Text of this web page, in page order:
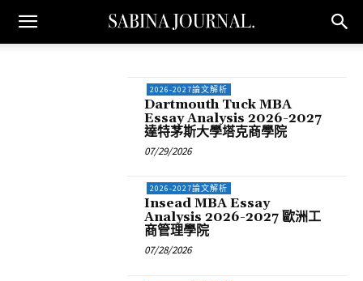
2026-2027論文解析
Dartmouth Tuck MBA
Essay Analysis 2026-2027
達特茅斯大學塔克商學院
07/29/2026
2026-2027論文解析
Insead MBA Essay
Analysis 2026-2027 歐洲工
商管理學院
07/28/2026